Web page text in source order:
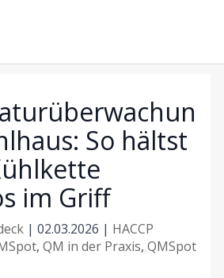
So hältst
im Griff
| 02.03.2026 | HACCP
, QM in der Praxis, QMSpot